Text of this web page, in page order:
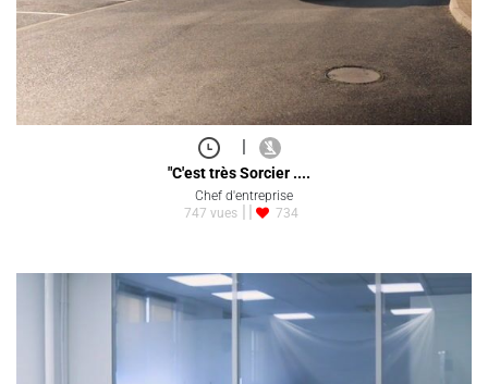
|
"C'est très Sorcier ....
Chef d'entreprise
747 vues
734